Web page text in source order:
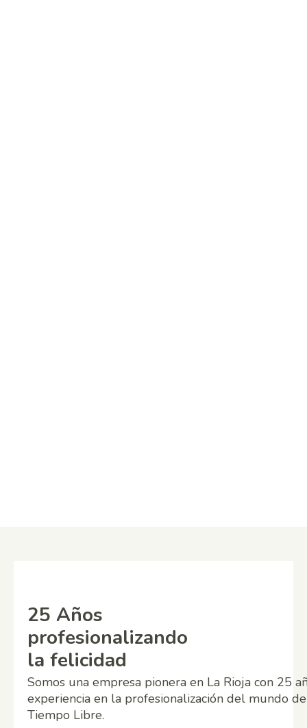
25 Años
profesionalizando
la felicidad
Somos una empresa pionera en La Rioja con 25
experiencia en la profesionalización del mundo
Tiempo Libre.